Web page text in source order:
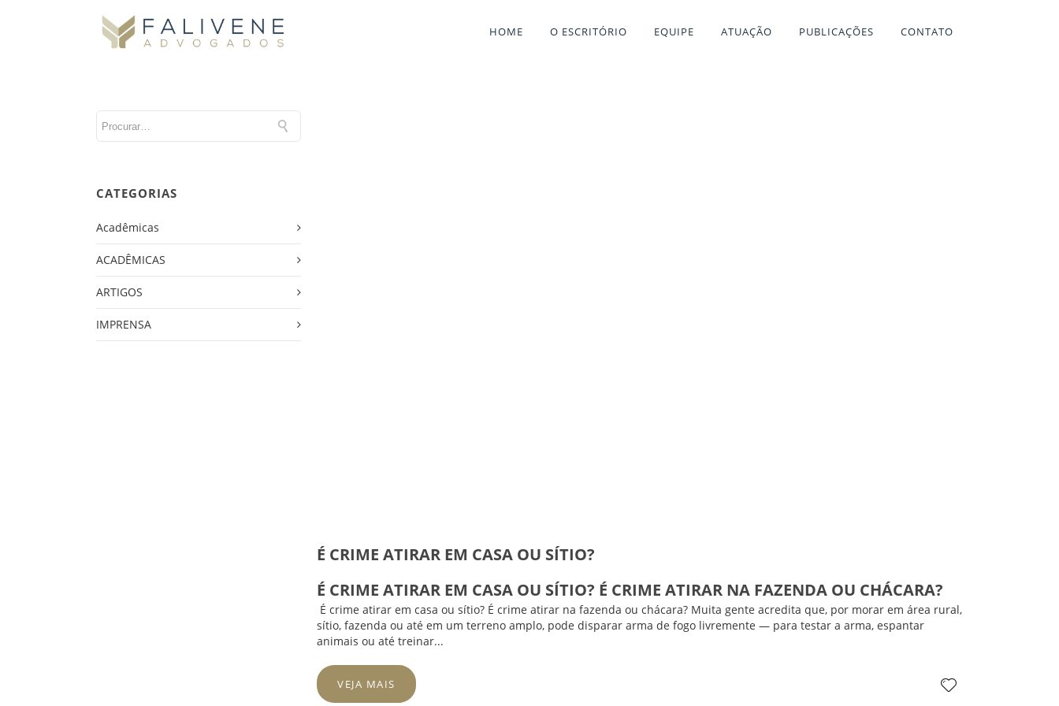
HOME O ESCRITÓRIO EQUIPE ATUAÇÃO PUBLICAÇÕES CONTATO
CATEGORIAS
Acadêmicas
ACADÊMICAS
ARTIGOS
IMPRENSA
É CRIME ATIRAR EM CASA OU SÍTIO?
É CRIME ATIRAR EM CASA OU SÍTIO? É CRIME ATIRAR NA FAZENDA OU CHÁCARA?
É crime atirar em casa ou sítio? É crime atirar na fazenda ou chácara? Muita gente acredita que, por morar em área rural,
sítio, fazenda ou até em um terreno amplo, pode disparar arma de fogo livremente — para testar a arma, espantar
animais ou até treinar...
VEJA MAIS